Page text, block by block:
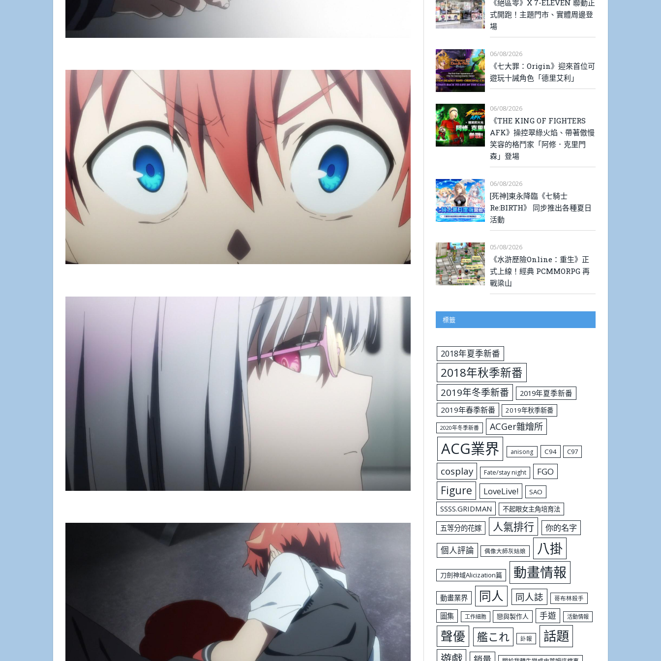
《絕區零》X 7-ELEVEN 聯動正
式開跑！主題門市、實體周邊登
場
06/08/2026
《七大罪：Origin》迎來首位可
遊玩十誡角色「德里艾利」
06/08/2026
《THE KING OF FIGHTERS
AFK》操控翠綠火焰、帶著傲慢
笑容的格鬥家「阿修．克里門
森」登場
06/08/2026
[死神]東永降臨《七騎士
Re:BIRTH》 同步推出各種夏日
活動
05/08/2026
《水滸歷險Online：重生》正
式上線！經典 PCMMORPG 再
戰梁山
標籤
2018年夏季新番
2018年秋季新番
2019年冬季新番
2019年夏季新番
2019年春季新番
2019年秋季新番
2020年冬季新番 ACGer雜燴所
ACG業界 anisong C94 C97
cosplay Fate/stay night FGO
Figure LoveLive! SAO
SSSS.GRIDMAN 不起眼女主角培育法
五等分的花嫁 人氣排行 你的名字
個人評論 偶像大師灰姑娘 八掛
刀劍神域Alicization篇 動畫情報
動畫業界 同人 同人誌 哥布林殺手
圖集 工作細胞 戀與製作人 手遊 活動情報
聲優 艦これ 訃報 話題